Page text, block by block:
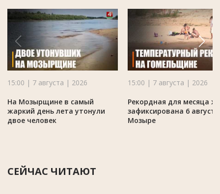
15:00 | 7 августа | 2026
На Мозырщине в самый
жаркий день лета утонули
двое человек
15:00 | 7 августа | 2026
Рекордная для месяца
зафиксирована 6
Мозыре
СЕЙЧАС ЧИТАЮТ